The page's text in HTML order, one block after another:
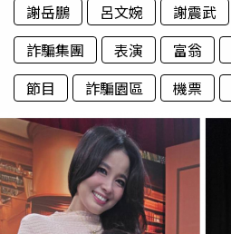
謝岳鵬 呂文婉 謝震武
詐騙集團
表演 富翁
節目
詐騙園區 機票